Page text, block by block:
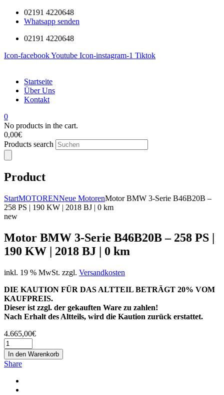
02191 4220648
Whatsapp senden
02191 4220648
Icon-facebookYoutube Icon-instagram-1 Tiktok
Startseite
Über Uns
Kontakt
0
No products in the cart.
0,00€
Products search
Product
StartMOTORENNeue MotorenMotor BMW 3-Serie B46B20B –
258 PS | 190 KW | 2018 BJ | 0 km
new
Motor BMW 3-Serie B46B20B – 258 PS |
190 KW | 2018 BJ | 0 km
inkl. 19 % MwSt. zzgl. Versandkosten
DIE KAUTION FÜR DAS ALTTEIL BETRÄGT 20% VOM
KAUFPREIS.
Dieser ist zzgl. der gekauften Ware zu zahlen!
Nach Erhalt des Altteils, wird die Kaution zurück erstattet.
4.665,00€
In den Warenkorb
Share